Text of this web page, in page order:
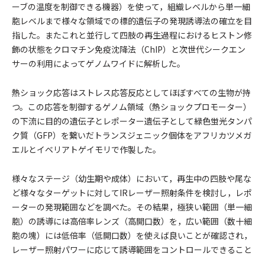
ーブの温度を制御できる機器）を使って，組織レベルから単一細
胞レベルまで様々な領域での標的遺伝子の発現誘導法の確立を目
指した。またこれと並行して四肢の再生過程におけるヒストン修
飾の状態をクロマチン免疫沈降法（ChIP）と次世代シークエン
サーの利用によってゲノムワイドに解析した。
熱ショック応答はストレス応答反応としてほぼすべての生物が持
つ。この応答を制御するゲノム領域（熱ショックプロモーター）
の下流に目的の遺伝子とレポーター遺伝子として緑色蛍光タンパ
ク質（GFP）を繋いだトランスジェニック個体をアフリカツメガ
エルとイベリアトゲイモリで作製した。
様々なステージ（幼生期や成体）において，再生中の四肢や尾な
ど様々なターゲットに対してIRレーザー照射条件を検討し，レポ
ーターの発現範囲などを調べた。その結果，極狭い範囲（単一細
胞）の誘導には高倍率レンズ（高開口数）を，広い範囲（数十細
胞の塊）には低倍率（低開口数）を使えば良いことが確認され，
レーザー照射パワーに応じて誘導範囲をコントロールできること